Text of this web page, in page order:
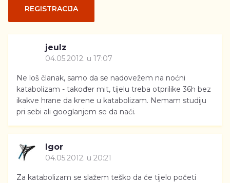
REGISTRACIJA
jeulz
04.05.2012. u 17:07
Ne loš članak, samo da se nadovežem na noćni
katabolizam - također mit, tijelu treba otprilike 36h bez
ikakve hrane da krene u katabolizam. Nemam studiju
pri sebi ali googlanjem se da naći.
Igor
04.05.2012. u 20:21
Za katabolizam se slažem teško da će tijelo početi